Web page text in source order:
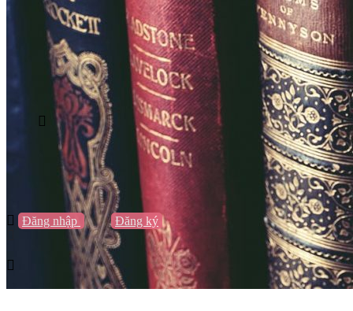
Vũng Tàu
Nha Trang
Đà Lạt
Cần Thơ
Quy Nhơn
Thừa Thiên Huế
Khác…
Blog
Sách / Truyện
Lifestyle
Giải trí
Thương hiệu
Tạo thương hiệu
Đăng nhập hoặc Đăng ký
Tạo thương hiệu